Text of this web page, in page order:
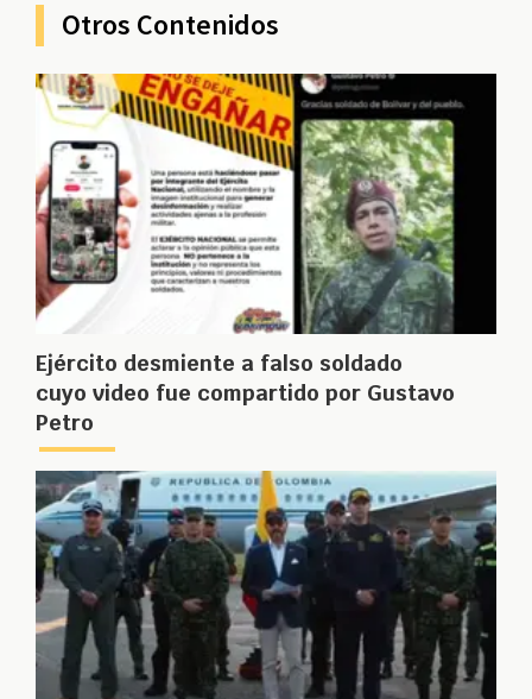
Otros Contenidos
Ejército desmiente a falso soldado
cuyo video fue compartido por Gustavo
Petro